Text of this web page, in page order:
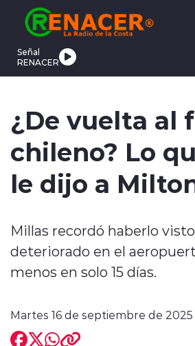
Click acá para ir directamente al
Señal
RENACER
¿De vuelta al
chileno? Lo
le dijo a
Millas recordó haberlo
deteriorado en el
menos en solo 15 días.
Martes 16 de septiembre de 2025